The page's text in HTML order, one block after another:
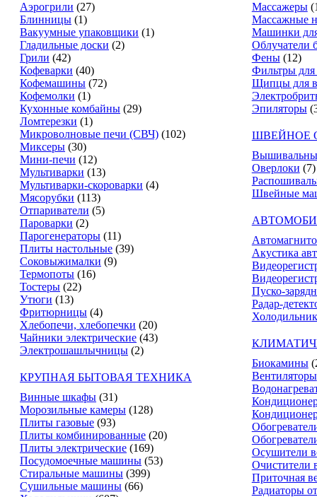
Аэрогрили (27)
Блинницы (1)
Вакуумные упаковщики (1)
Гладильные доски (2)
Грили (42)
Кофеварки (40)
Кофемашины (72)
Кофемолки (1)
Кухонные комбайны (29)
Ломтерезки (1)
Микроволновые печи (СВЧ) (102)
Миксеры (30)
Мини-печи (12)
Мультиварки (13)
Мультиварки-скороварки (4)
Мясорубки (113)
Отпариватели (5)
Пароварки (2)
Парогенераторы (11)
Плиты настольные (39)
Соковыжималки (9)
Термопоты (16)
Тостеры (22)
Утюги (13)
Фритюрницы (4)
Хлебопечи, хлебопечки (20)
Чайники электрические (43)
Электрошашлычницы (2)
КРУПНАЯ БЫТОВАЯ ТЕХНИКА
Винные шкафы (31)
Морозильные камеры (128)
Плиты газовые (93)
Плиты комбинированные (20)
Плиты электрические (169)
Посудомоечные машины (53)
Стиральные машины (399)
Сушильные машины (66)
Массажеры
Массажные
Машинки
Облучатели
Фены (12)
Фильтры
Щипцы для
Эпиляторы
ШВЕЙНОЕ
Оверлоки (7)
Швейные
Акустика
Пуско-
Радар-
Биокамины
Вентиляторы
Осушители
Очистители
Приточная
Радиаторы